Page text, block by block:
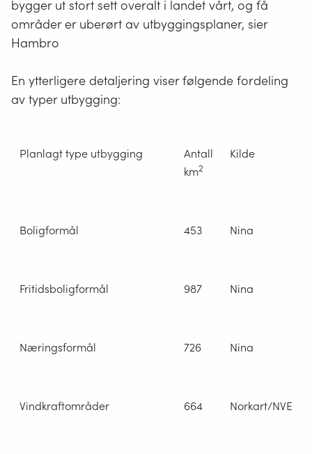
bygger ut stort sett overalt i landet vårt, og få
områder er uberørt av utbyggingsplaner, sier
Hambro
En ytterligere detaljering viser følgende fordeling
av typer utbygging:
Planlagt type utbygging
Antall
km2
Kilde
Boligformål 453 Nina
Fritidsboligformål 987 Nina
Næringsformål 726 Nina
Vindkraftområder 664 Norkart/NVE